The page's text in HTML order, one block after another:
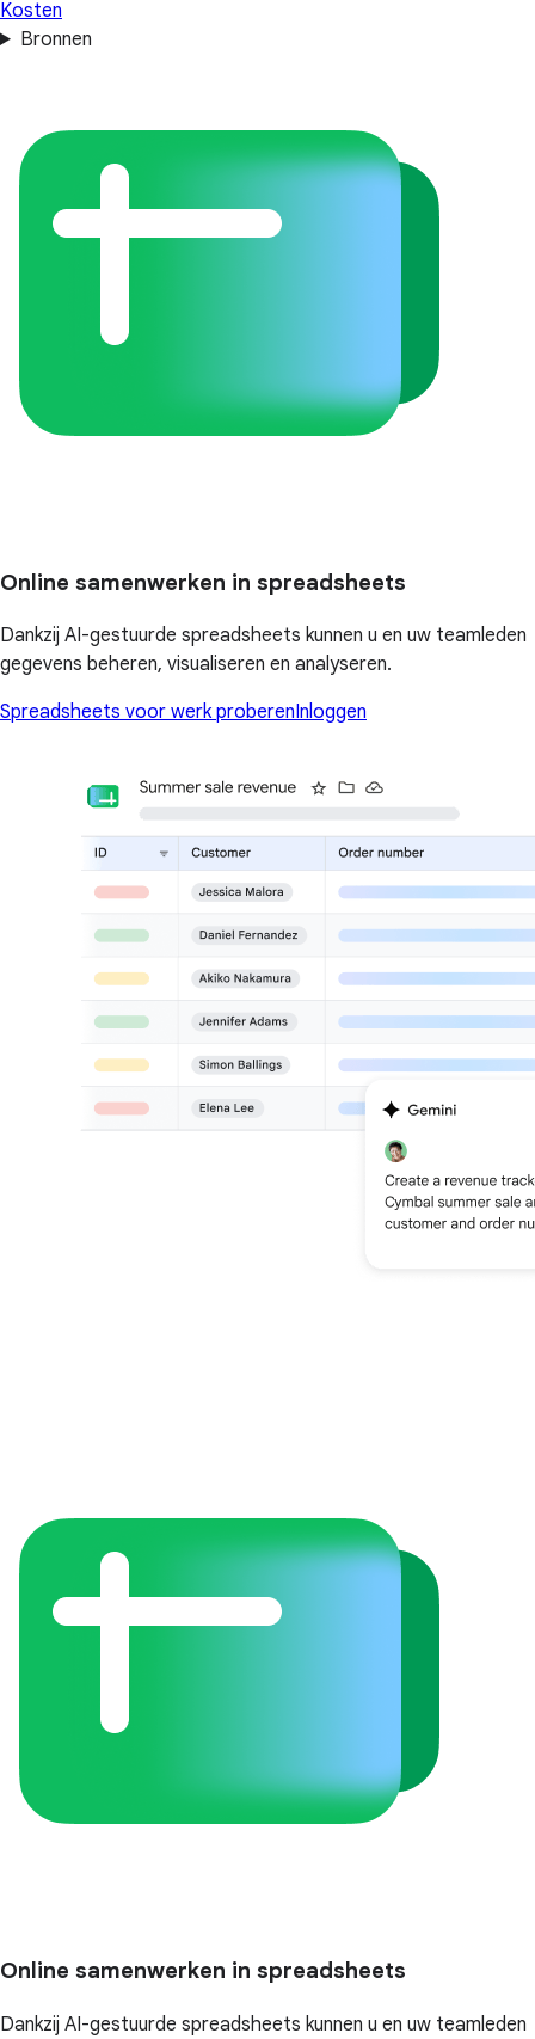
Kosten
Bronnen
Online samenwerken in spreadsheets
Dankzij AI-gestuurde spreadsheets kunnen u en uw teamleden
gegevens beheren, visualiseren en analyseren.
Spreadsheets voor werk proberenInloggen
Online samenwerken in spreadsheets
Dankzij AI-gestuurde spreadsheets kunnen u en uw teamleden